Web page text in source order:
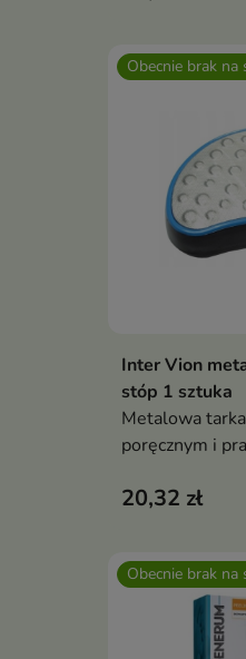
Obecnie brak na
Pokaż
Inter Vion
stóp 1 sztuka
Metalowa
poręcznym i
20,32 zł
Obecnie brak na